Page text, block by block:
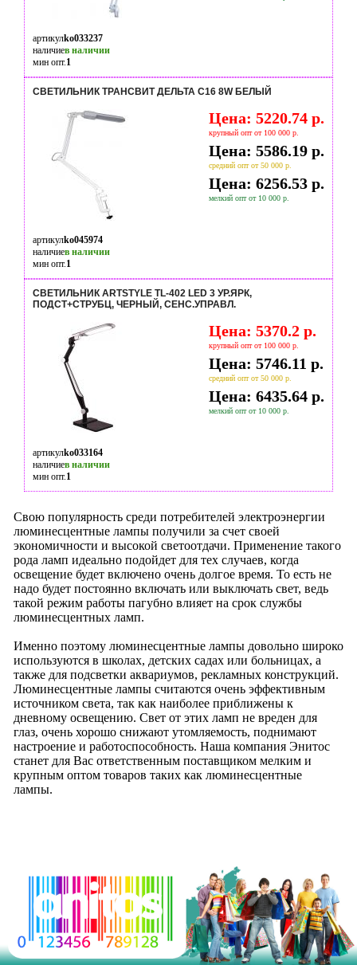
артикулko033237
наличиев наличии
мин опт.1
СВЕТИЛЬНИК ТРАНСВИТ ДЕЛЬТА С16 8W БЕЛЫЙ
Цена: 5220.74 р.
крупный опт от 100 000 р.
Цена: 5586.19 р.
средний опт от 50 000 р.
Цена: 6256.53 р.
мелкий опт от 10 000 р.
артикулko045974
наличиев наличии
мин опт.1
СВЕТИЛЬНИК ARTSTYLE TL-402 LED 3 УР.ЯРК,
ПОДСТ+СТРУБЦ, ЧЕРНЫЙ, СЕНС.УПРАВЛ.
Цена: 5370.2 р.
крупный опт от 100 000 р.
Цена: 5746.11 р.
средний опт от 50 000 р.
Цена: 6435.64 р.
мелкий опт от 10 000 р.
артикулko033164
наличиев наличии
мин опт.1
Свою популярность среди потребителей электроэнергии
люминесцентные лампы получили за счет своей
экономичности и высокой светоотдачи. Применение такого
рода ламп идеально подойдет для тех случаев, когда
освещение будет включено очень долгое время. То есть не
надо будет постоянно включать или выключать свет, ведь
такой режим работы пагубно влияет на срок службы
люминесцентных ламп.
Именно поэтому люминесцентные лампы довольно широко
используются в школах, детских садах или больницах, а
также для подсветки аквариумов, рекламных конструкций.
Люминесцентные лампы считаются очень эффективным
источником света, так как наиболее приближены к
дневному освещению. Свет от этих ламп не вреден для
глаз, очень хорошо снижают утомляемость, поднимают
настроение и работоспособность. Наша компания Энитос
станет для Вас ответственным поставщиком мелким и
крупным оптом товаров таких как люминесцентные
лампы.